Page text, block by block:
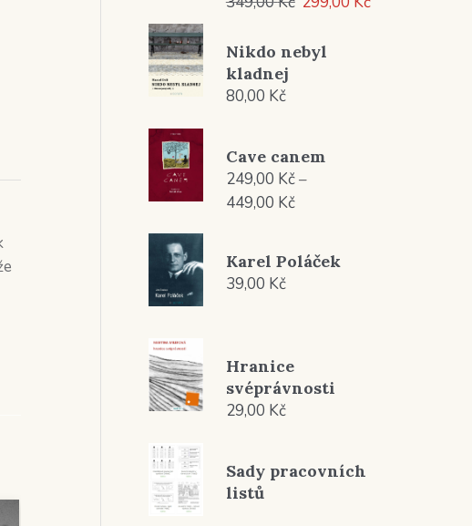
byla:
Nikdo nebyl
kladnej
80,00 Kč
Cave canem
249,00 Kč–
449,00 KčRozpětí
249,00 Kč
až
Karel Poláček
39,00 Kč
Hranice
svéprávnosti
29,00 Kč
Sady pracovních
listů